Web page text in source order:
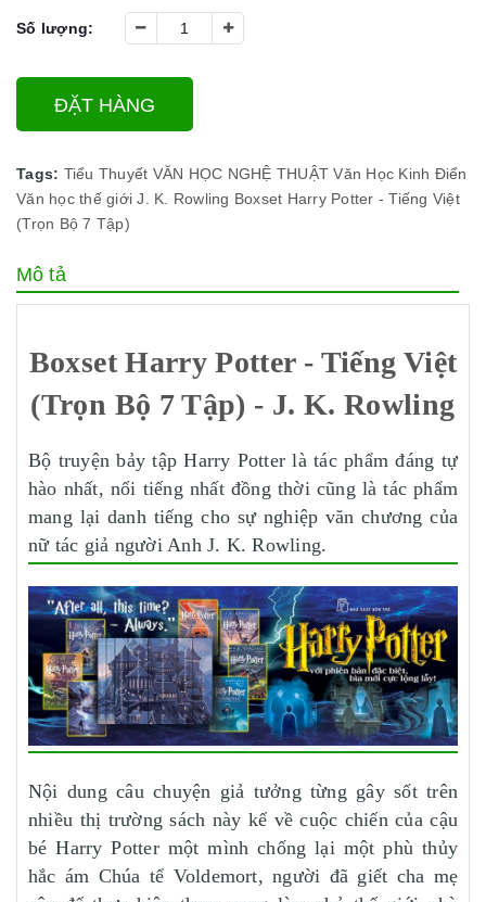
Số lượng:
ĐẶT HÀNG
Tags: Tiểu Thuyết VĂN HỌC NGHỆ THUẬT Văn Học Kinh Điển
Văn học thế giới J. K. Rowling Boxset Harry Potter - Tiếng Việt
(Trọn Bộ 7 Tập)
Mô tả
Boxset Harry Potter - Tiếng Việt
(Trọn Bộ 7 Tập) - J. K. Rowling
Bộ truyện bảy tập Harry Potter là tác phẩm đáng tự
hào nhất, nổi tiếng nhất đồng thời cũng là tác phẩm
mang lại danh tiếng cho sự nghiệp văn chương của
nữ tác giả người Anh J. K. Rowling.
Nội dung câu chuyện giả tưởng từng gây sốt trên
nhiều thị trường sách này kể về cuộc chiến của cậu
bé Harry Potter một mình chống lại một phù thủy
hắc ám Chúa tể Voldemort, người đã giết cha mẹ